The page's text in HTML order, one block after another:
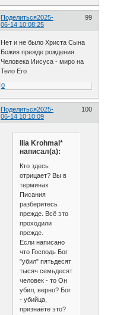
Поделиться 99
2025-
06-14 10:08:25
Нет и не было Христа Сына
Божия прежде рождения
Человека Иисуса - миро на
Тело Его
0
Поделиться 100
2025-
06-14 10:10:09
Ilia Krohmal*
написал(а):
Кто здесь
отрицает? Вы в
терминах
Писания
разберитесь
прежде. Всё это
проходили
прежде.
Если написано
что Господь Бог
"убил" пятьдесят
тысяч семьдесят
человек - то Он
убил, верно? Бог
- убийца,
признаёте это?